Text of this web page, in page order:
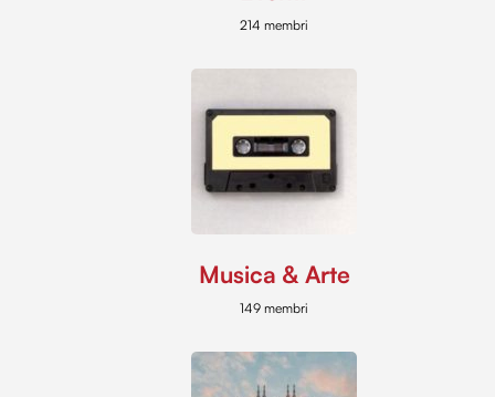
214 membri
Musica & Arte
149 membri